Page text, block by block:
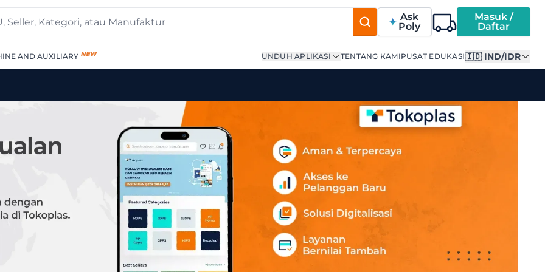
Ask
Poly
Masuk /
Daftar
AND AUXILIARY UNDUH APLIKASI TENTANG KAMIPUSAT EDUKASI🇮🇩 IND/IDR
Terpercaya